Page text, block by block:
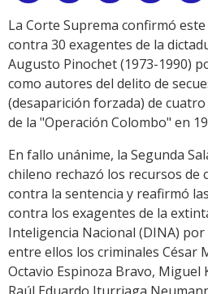
La Corte Suprema confirmó
contra 30 exagentes de la
Augusto Pinochet (1973-1990)
como autores del delito de
(desaparición forzada) de
de la "Operación Colombo" en
En fallo unánime, la Segunda
chileno rechazó los recursos de
contra la sentencia y reafirmó
contra los exagentes de la
Inteligencia Nacional (DINA)
entre ellos los criminales César
Octavio Espinoza Bravo,
Raúl Eduardo Iturriaga